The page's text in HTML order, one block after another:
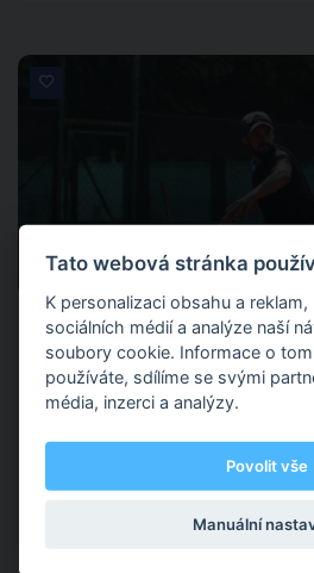
0 0 hodnocení
Šimon Kracík
Opava (+ 1 další )
Trenér SK JC Sport Opava Aktivní
Tato webová stránka
K personalizaci obsahu a
sociálních médií a analýze naší
soubory cookie. Informace o
používáte, sdílíme se svými
média, inzerci a analýzy.
Povolit vše
Manuální